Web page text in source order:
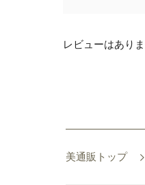
レビューはありま
美通販トップ